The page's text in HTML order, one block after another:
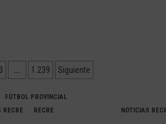
… 1.239 Siguiente
FÚTBOL PROVINCIAL
RECRE
RECRE NOTICIAS